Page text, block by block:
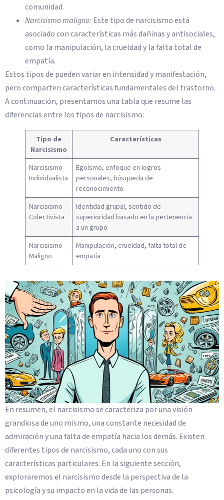
comunidad.
Narcisismo maligno:Este tipo de narcisismo está
asociado con características más dañinas y antisociales,
como la manipulación, la crueldad y la falta total de
empatía.
Estos tipos de pueden variar en intensidad y manifestación,
pero comparten características fundamentales del trastorno.
A continuación, presentamos una tabla que resume las
diferencias entre los tipos de narcisismo:
Tipo de
Narcisismo
Características
Narcisismo
Individualista
Egoísmo, enfoque en logros
personales, búsqueda de
reconocimiento
Narcisismo
Colectivista
Identidad grupal, sentido de
superioridad basado en la pertenencia
a un grupo
Narcisismo
Maligno
Manipulación, crueldad, falta total de
empatía
En resumen, el narcisismo se caracteriza por una visión
grandiosa de uno mismo, una constante necesidad de
admiración y una falta de empatía hacia los demás. Existen
diferentes tipos de narcisismo, cada uno con sus
características particulares. En la siguiente sección,
exploraremos el narcisismo desde la perspectiva de la
psicología y su impacto en la vida de las personas.